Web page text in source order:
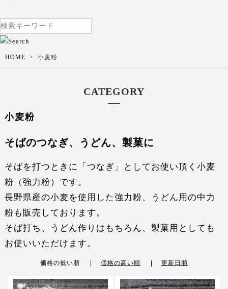
HOME 小麦粉
CATEGORY
小麦粉
そばのつなぎ、うどん、製菓に
そばを打つときに「つなぎ」としてお使い頂く小麦
粉（強力粉）です。
長野県産の小麦を使用した強力粉、うどん用の中力
粉も販売しております。
そば打ち、うどん作りはもちろん、製菓用としても
お使いいただけます。
価格の低い順 価格の高い順 更新日順